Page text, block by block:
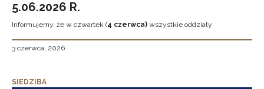
5.06.2026 R.
Informujemy, że w czwartek (4 czerwca) wszystkie oddziały
3 czerwca, 2026
SIEDZIBA